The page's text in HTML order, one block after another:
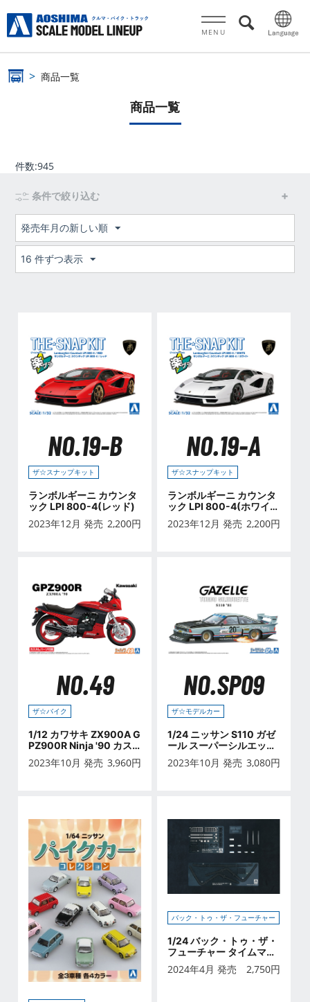
MENU
商品一覧
商品一覧
件数:945
条件で絞り込む
発売年月の新しい順
16 件ずつ表示
NO.19-B
ザ☆スナップキット
ランボルギーニ カウンタ
ック LPI 800-4(レッド)
2023年12月 発売 2,200円
NO.19-A
ザ☆スナップキット
ランボルギーニ カウンタ
ック LPI 800-4(ホワイ
ト)
2023年12月 発売 2,200円
NO.49
ザ☆バイク
1/12 カワサキ ZX900A G
PZ900R Ninja '90 カス
タムパーツ付き
2023年10月 発売 3,960円
NO.SP09
ザ☆モデルカー
1/24 ニッサン S110 ガゼ
ール スーパーシルエット
2023年10月 発売 3,080円
バック・トゥ・ザ・フューチャー
1/24 バック・トゥ・ザ・
フューチャー タイムマシ
ン専用ディテールアップ
パーツ
2024年4月 発売 2,750円